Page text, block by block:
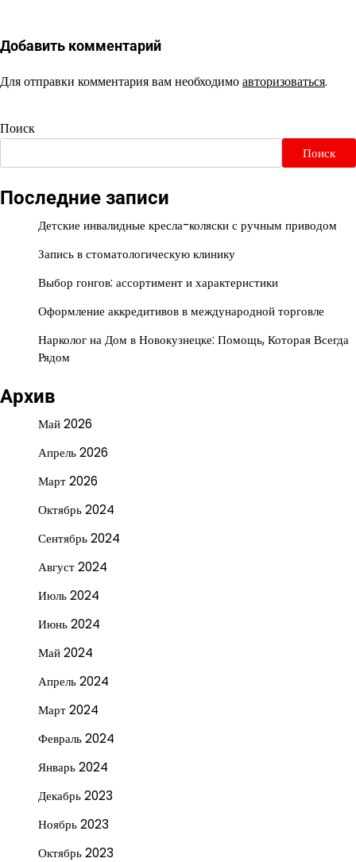
Добавить комментарий
Для отправки комментария вам необходимоавторизоваться.
Поиск
Поиск
Последние записи
Детские инвалидные кресла-коляски с ручным приводом
Запись в стоматологическую клинику
Выбор гонгов: ассортимент и характеристики
Оформление аккредитивов в международной торговле
Нарколог на Дом в Новокузнецке: Помощь, Которая Всегда
Рядом
Архив
Май 2026
Апрель 2026
Март 2026
Октябрь 2024
Сентябрь 2024
Август 2024
Июль 2024
Июнь 2024
Май 2024
Апрель 2024
Март 2024
Февраль 2024
Январь 2024
Декабрь 2023
Ноябрь 2023
Октябрь 2023